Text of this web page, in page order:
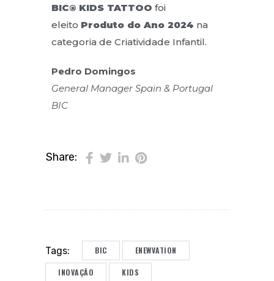
BIC® KIDS TATTOO foi
eleito Produto do Ano 2024 na
categoria de Criatividade Infantil.
Pedro Domingos
General Manager Spain & Portugal
BIC
Share:
Tags: BIC ENEWVATION
INOVAÇÃO KIDS